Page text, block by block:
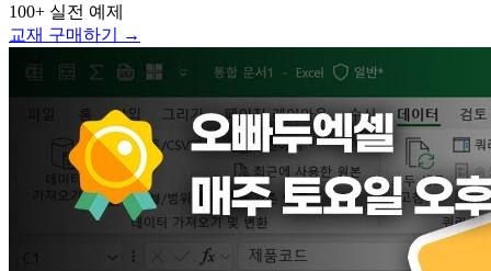
100+ 실전 예제
교재 구매하기 →